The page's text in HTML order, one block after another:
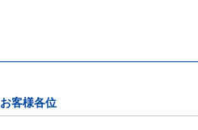
お客様各位